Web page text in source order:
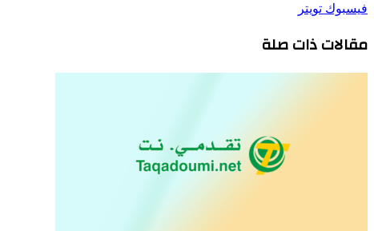
فيسبوك تويتر
البريد
مقالات ذات صلة